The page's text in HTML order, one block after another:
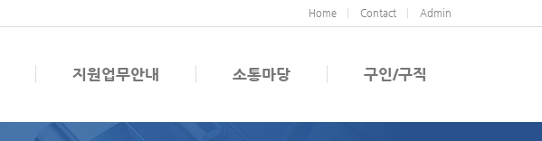
Home Contact Admin
지원업무안내 소통마당 구인/구직